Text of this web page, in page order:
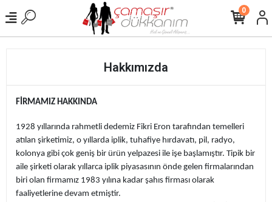
0
Hakkımızda
FİRMAMIZ HAKKINDA
1928 yıllarında rahmetli dedemiz Fikri Eron tarafından temelleri
atılan şirketimiz, o yıllarda iplik, tuhafiye hırdavatı, pil, radyo,
kolonya gibi çok geniş bir ürün yelpazesi ile işe başlamıştır. Tipik bir
aile şirketi olarak yıllarca iplik piyasasının önde gelen firmalarından
biri olan firmamız 1983 yılına kadar şahıs firması olarak
faaliyetlerine devam etmiştir.